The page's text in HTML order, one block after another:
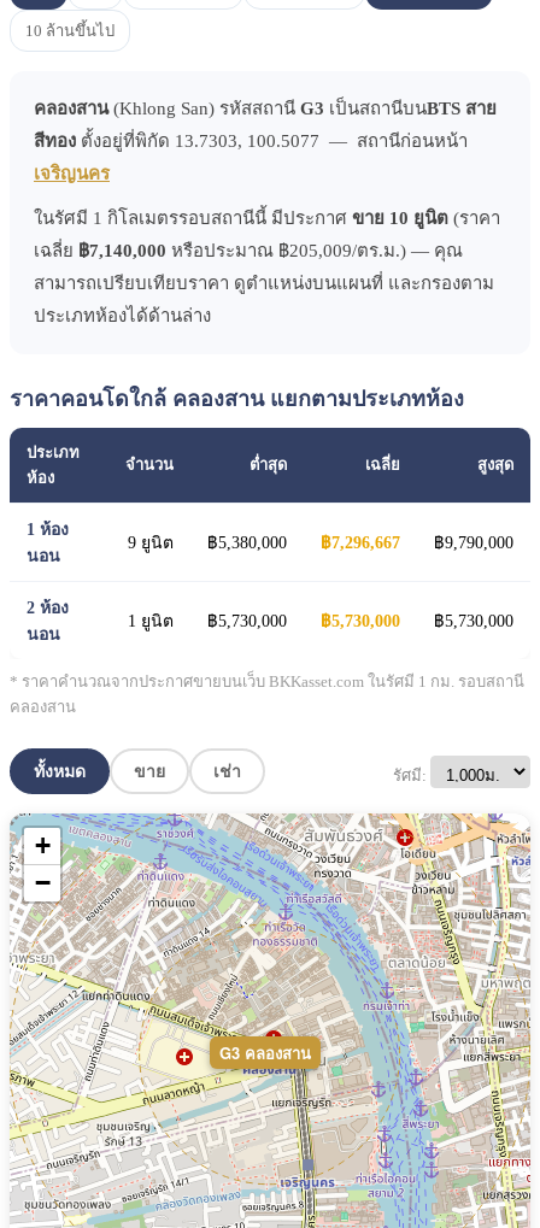
10 ล้านขึ้นไป
คลองสาน(Khlong San) รหัสสถานี G3 เป็นสถานีบนBTS สาย
สีทอง ตั้งอยู่ที่พิกัด 13.7303, 100.5077 — สถานีก่อนหน้า
เจริญนคร
ในรัศมี 1 กิโลเมตรรอบสถานีนี้ มีประกาศ ขาย 10 ยูนิต (ราคา
เฉลี่ย ฿7,140,000 หรือประมาณ ฿205,009/ตร.ม.) — คุณ
สามารถเปรียบเทียบราคา ดูตำแหน่งบนแผนที่ และกรองตาม
ประเภทห้องได้ด้านล่าง
ราคาคอนโดใกล้ คลองสาน แยกตามประเภทห้อง
ประเภท
ห้อง
จำนวน ต่ำสุด เฉลี่ย สูงสุด
1 ห้อง
นอน
9 ยูนิต ฿5,380,000 ฿7,296,667 ฿9,790,000
2 ห้อง
นอน
1 ยูนิต ฿5,730,000 ฿5,730,000 ฿5,730,000
* ราคาคำนวณจากประกาศขายบนเว็บ BKKasset.com ในรัศมี 1 กม. รอบสถานี
คลองสาน
ทั้งหมด ขาย เช่า รัศมี:
G3 คลองสาน
+
−